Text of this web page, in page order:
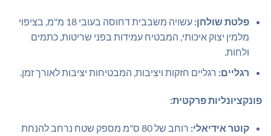
פלטת שולחן:
עשויה משבבית דחוסה בעובי 18 מ"מ, בציפוי
מלמין יצוק איכותי, המבטיח עמידות בפני שריטות, כתמים
ולחות.
רגליים: רגליים חזקות ויציבות, המבטיחות יציבות לאורך זמן.
פונקציונליות פרקטית:
קוטר אידיאלי:
רוחב של 80 ס"מ מספק שטח נרחב להנחת